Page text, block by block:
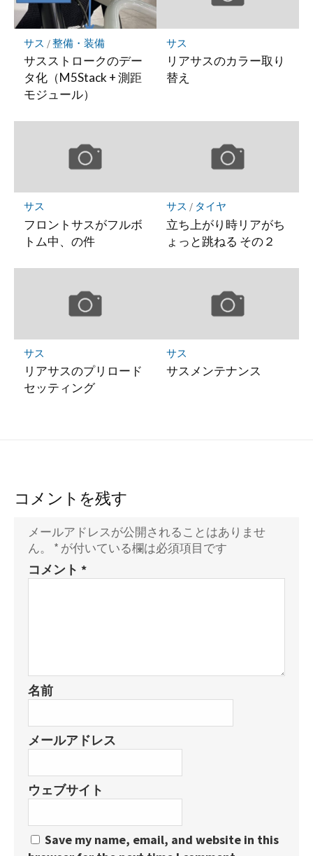
存
サス /整備・装備
サスストロークのデー
タ化（M5Stack + 測距
モジュール）
サス
リアサスのカラー取り
替え
サス
フロントサスがフルボ
トム中、の件
サス / タイヤ
立ち上がり時リアがち
ょっと跳ねる その２
サス
リアサスのプリロード
セッティング
サス
サスメンテナンス
コメントを残す
メールアドレスが公開されることはありませ
ん。
* が付いている欄は必須項目です
コメント *
名前
メールアドレス
ウェブサイト
Save my name, email, and website in this